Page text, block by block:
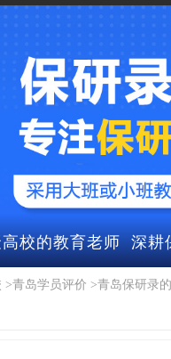
校的教育老师 深
>青岛学员评价 >青岛保研录